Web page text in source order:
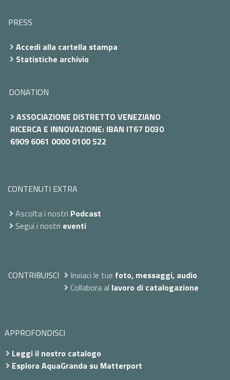
PRESS
Accedi alla cartella stampa
Statistiche archivio
DONATION
ASSOCIAZIONE DISTRETTO VENEZIANO
RICERCA E INNOVAZIONE: IBAN IT67 D030
6909 6061 0000 0100 522
CONTENUTI EXTRA
Ascolta i nostri Podcast
Segui i nostri eventi
CONTRIBUISCI Inviaci le tue foto, messaggi, audio
Collabora al lavoro di catalogazione
APPROFONDISCI
Leggi il nostro catalogo
Esplora AquaGranda su Matterport